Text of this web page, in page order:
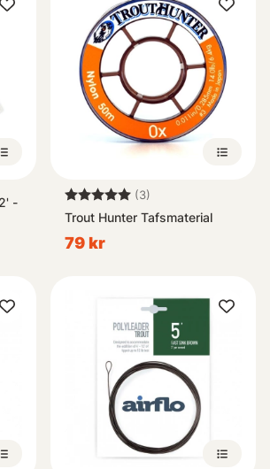
-
Betyg: (3)
Trout Hunter Tafsmaterial
79 kr